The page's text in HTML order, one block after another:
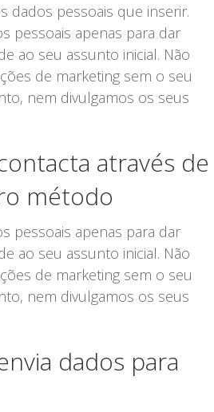
dados pessoais que inserir.
pessoais apenas para dar
ao seu assunto inicial. Não
de marketing sem o seu
nem divulgamos os seus
através de
método
pessoais apenas para dar
ao seu assunto inicial. Não
de marketing sem o seu
nem divulgamos os seus
dados para